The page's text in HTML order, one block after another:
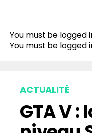
You must be
You must be logged
ACTUALITÉ
GTA V :